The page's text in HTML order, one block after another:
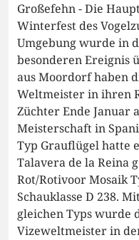
Großefehn - Die
Winterfest des
Umgebung wurde in
besonderen Ereignis
aus Moordorf haben
Weltmeister in ihren
Züchter Ende Januar
Meisterschaft in
Typ Grauflügel hatte
Talavera de la Reina
Rot/Rotivoor Mosaik
Schauklasse D 238.
gleichen Typs wurde
Vizeweltmeister in